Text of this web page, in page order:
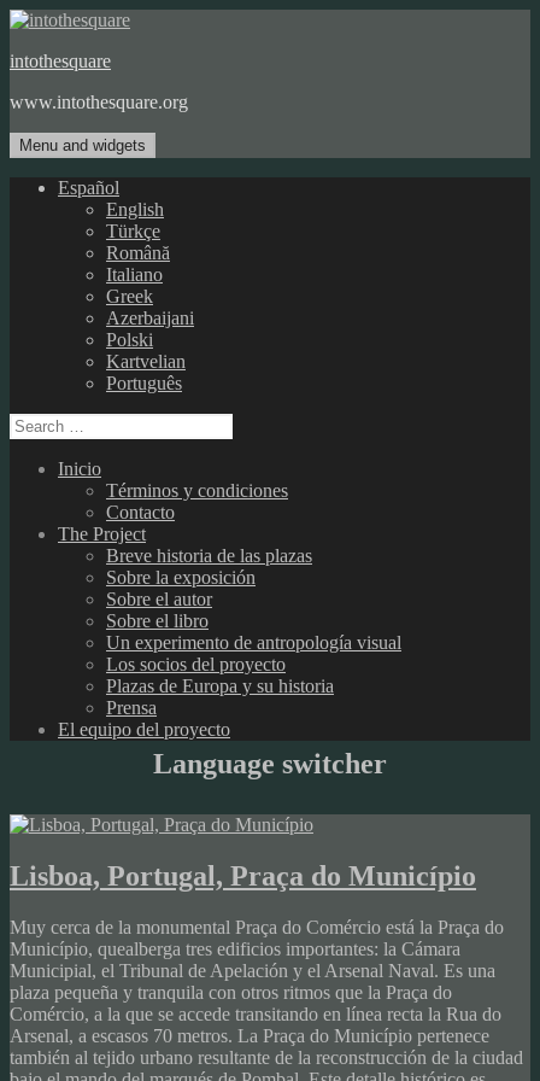
Skip
content
intothesquare
www.intothesquare.org
Menu and widgets
Español
English
Türkçe
Română
Italiano
Greek
Azerbaijani
Polski
Kartvelian
Português
Search
for:
Inicio
Términos y condiciones
Contacto
The Project
Breve historia de las plazas
Sobre la exposición
Sobre el autor
Sobre el libro
Un experimento de antropología visual
Los socios del proyecto
Plazas de Europa y su historia
Prensa
El equipo del proyecto
Language switcher
Lisboa, Portugal, Praça do Município
Muy cerca de la monumental Praça do Comércio está la Praça do
Município, quealberga tres edificios importantes: la Cámara
Municipial, el Tribunal de Apelación y el Arsenal Naval. Es una
plaza pequeña y tranquila con otros ritmos que la Praça do
Comércio, a la que se accede transitando en línea recta la Rua do
Arsenal, a escasos 70 metros. La Praça do Município pertenece
también al tejido urbano resultante de la reconstrucción de la ciudad